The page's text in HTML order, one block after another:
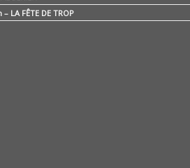
LA FÊTE DE TROP